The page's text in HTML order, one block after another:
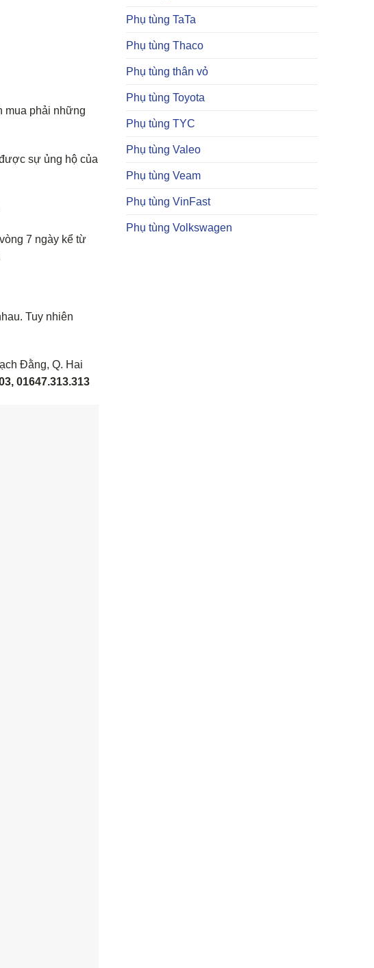
Phụ tùng TaTa
Phụ tùng Thaco
Phụ tùng thân vỏ
Phụ tùng Toyota
Phụ tùng TYC
Phụ tùng Valeo
Phụ tùng Veam
Phụ tùng VinFast
Phụ tùng Volkswagen
mua phải những
sự ủng hộ của
7 ngày kể từ
Tuy nhiên
Đằng, Q. Hai
01647.313.313